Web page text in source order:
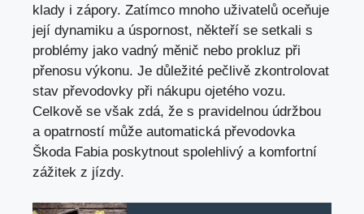
klady i zápory. Zatímco mnoho uživatelů oceňuje
její dynamiku a úspornost, někteří se setkali s
problémy jako vadný měnič nebo prokluz při
přenosu výkonu. Je důležité pečlivě zkontrolovat
stav převodovky při nákupu ojetého vozu.
Celkově se však zdá, že s pravidelnou údržbou
a opatrností může automatická převodovka
Škoda Fabia poskytnout spolehlivý a komfortní
zážitek z jízdy.